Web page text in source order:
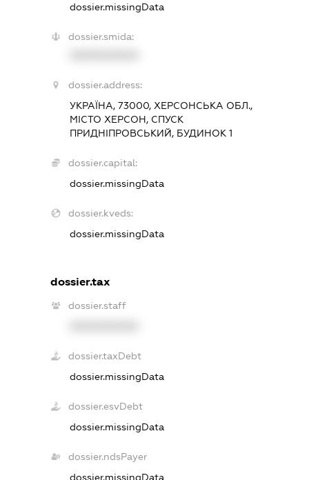
dossier.missingData
dossier.smida:
dossier.address:
УКРАЇНА, 73000, ХЕРСОНСЬКА ОБЛ.,
МІСТО ХЕРСОН, СПУСК
ПРИДНІПРОВСЬКИЙ, БУДИНОК 1
dossier.capital:
dossier.missingData
dossier.kveds:
dossier.missingData
dossier.tax
dossier.staff
dossier.taxDebt
dossier.missingData
dossier.esvDebt
dossier.missingData
dossier.ndsPayer
dossier.missingData